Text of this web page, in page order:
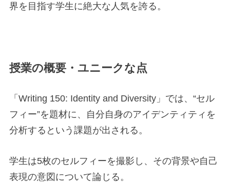
界を目指す学生に絶大な人気を誇る。
授業の概要・ユニークな点
「Writing 150: Identity and Diversity」では、“セル
フィー”を題材に、自分自身のアイデンティティを
分析するという課題が出される。
学生は5枚のセルフィーを撮影し、その背景や自己
表現の意図について論じる。